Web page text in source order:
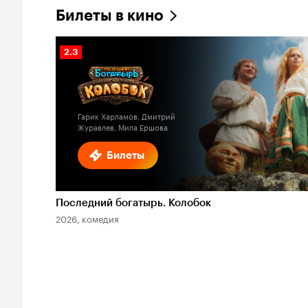
Билеты в кино
Билеты
Рейтинг
Кинопоиска
2.3
Гарик Харламов, Дмитрий
Журавлев, Мила Ершова
Последний богатырь. Колобок
2026, комедия